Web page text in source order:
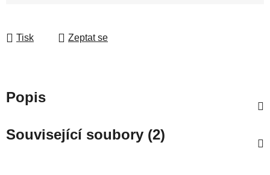
Tisk Zeptat se
Popis
Související soubory (2)